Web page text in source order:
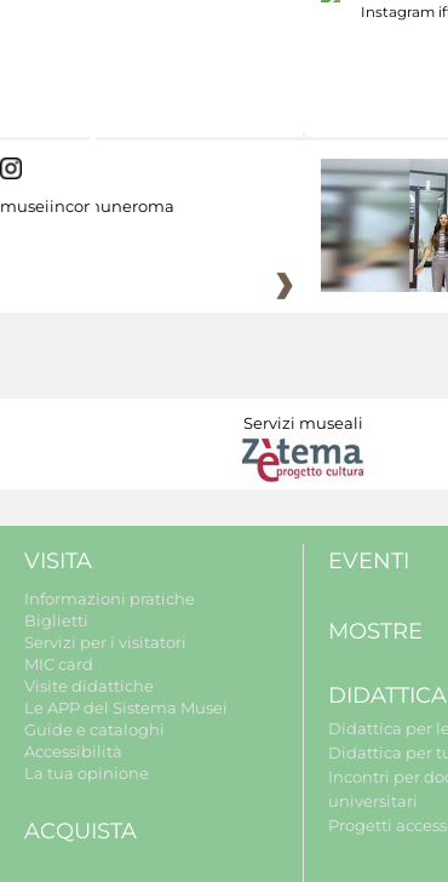
museiincomuneroma
Servizi museali
VISITA
Informazioni pratiche
Biglietti
Servizi per i visitatori
MIC card
Visite didattiche
Le APP del Sistema Musei
Guide e cataloghi
Accessibilità
La tua opinione
ACQUISTA
EVENTI
MOSTRE
DIDATTICA
Didattica per
Didattica per
Incontri per
universitari
Progetti